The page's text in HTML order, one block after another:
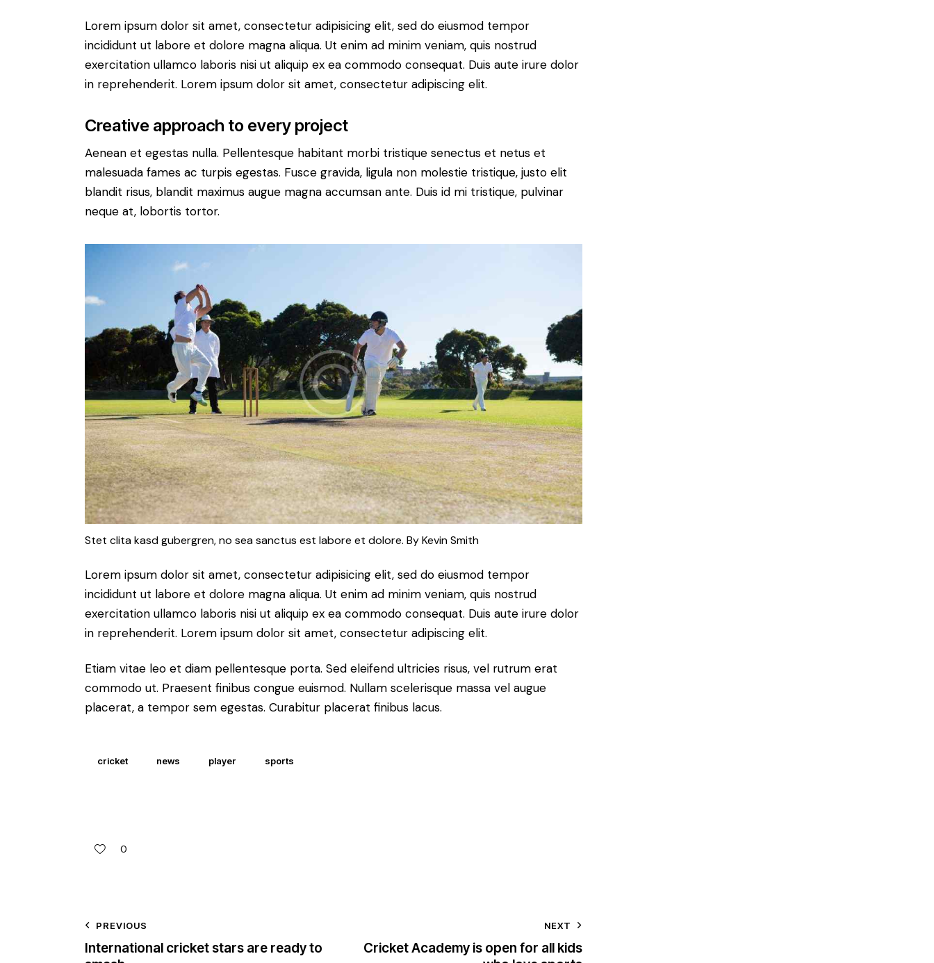
Lorem ipsum dolor sit amet, consectetur adipisicing elit, sed do eiusmod tempor
incididunt ut labore et dolore magna aliqua. Ut enim ad minim veniam, quis nostrud
exercitation ullamco laboris nisi ut aliquip ex ea commodo consequat. Duis aute irure dolor
in reprehenderit. Lorem ipsum dolor sit amet, consectetur adipiscing elit.
Creative approach to every project
Aenean et egestas nulla. Pellentesque habitant morbi tristique senectus et netus et
malesuada fames ac turpis egestas. Fusce gravida, ligula non molestie tristique, justo elit
blandit risus, blandit maximus augue magna accumsan ante. Duis id mi tristique, pulvinar
neque at, lobortis tortor.
Stet clita kasd gubergren, no sea sanctus est labore et dolore. ByKevin Smith
Lorem ipsum dolor sit amet, consectetur adipisicing elit, sed do eiusmod tempor
incididunt ut labore et dolore magna aliqua. Ut enim ad minim veniam, quis nostrud
exercitation ullamco laboris nisi ut aliquip ex ea commodo consequat. Duis aute irure dolor
in reprehenderit. Lorem ipsum dolor sit amet, consectetur adipiscing elit.
Etiam vitae leo et diam pellentesque porta. Sed eleifend ultricies risus, vel rutrum erat
commodo ut. Praesent finibus congue euismod. Nullam scelerisque massa vel augue
placerat, a tempor sem egestas. Curabitur placerat finibus lacus.
cricket news player sports
0
PREVIOUS
International cricket stars are ready to
NEXT
Cricket Academy is open for all kids